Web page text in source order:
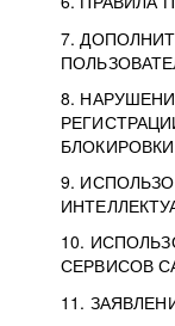
7.
8.
БЛОКИРОВКИ
9.
10.
СЕРВИСОВ
11.